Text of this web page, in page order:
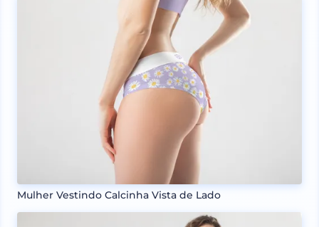
Mulher Vestindo Calcinha Vista de Lado